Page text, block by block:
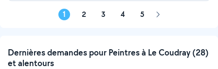
1 2 3 4 5 Page
Dernières demandes pour Peintres à Le Coudray (28)
et alentours